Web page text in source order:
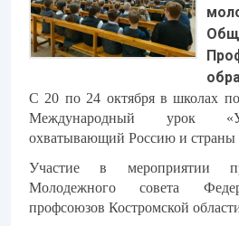
С 20 по 24 октября в школах
Международный урок
охватывающий Россию и
Участие в мероприятии
Молодежного совета
профсоюзов Костромской